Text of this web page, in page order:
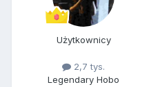
Użytkownicy
2,7 tys.
Legendary Hobo